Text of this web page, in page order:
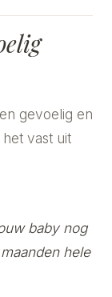
gevoelig en
vast uit
baby nog
hele